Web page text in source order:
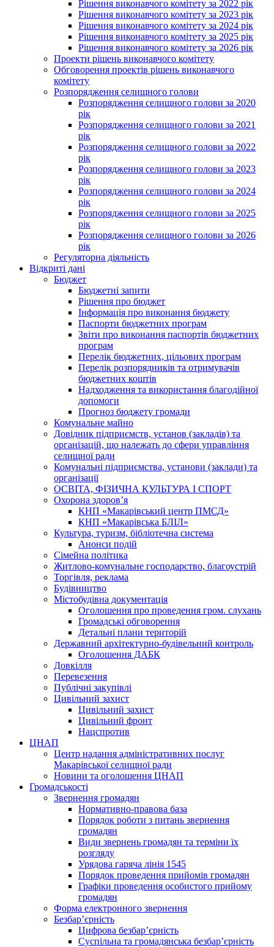
Рішення виконавчого комітету за 2022 рік
Рішення виконавчого комітету за 2023 рік
Рішення виконавчого комітету за 2024 рік
Рішення виконавчого комітету за 2025 рік
Рішення виконавчого комітету за 2026 рік
Проекти рішень виконавчого комітету
Обговорення проектів рішень виконавчого
комітету
Розпорядження селищного голови
Розпорядження селищного голови за 2020
рік
Розпорядження селищного голови за 2021
рік
Розпорядження селищного голови за 2022
рік
Розпорядження селищного голови за 2023
рік
Розпорядження селищного голови за 2024
рік
Розпорядження селищного голови за 2025
рік
Розпорядження селищного голови за 2026
рік
Регуляторна діяльність
Відкриті дані
Бюджет
Бюджетні запити
Рішення про бюджет
Інформація про виконання бюджету
Паспорти бюджетних програм
Звіти про виконання паспортів бюджетних
програм
Перелік бюджетних, цільових програм
Перелік розпорядників та отримувачів
бюджетних коштів
Надходження та використання благодійної
допомоги
Прогноз бюджету громади
Комунальне майно
Довідник підприємств, установ (закладів) та
організацій, що належать до сфери управління
селищної ради
Комунальні підприємства, установи (заклади) та
організації
ОСВІТА, ФІЗИЧНА КУЛЬТУРА І СПОРТ
Охорона здоров’я
КНП «Макарівський центр ПМСД»
КНП «Макарівська БЛІЛ»
Культура, туризм, бібліотечна система
Анонси подій
Сімейна політика
Житлово-комунальне господарство, благоустрій
Торгівля, реклама
Будівництво
Містобудівна документація
Оголошення про проведення гром. слухань
Громадські обговорення
Детальні плани територій
Державний архітектурно-будівельний контроль
Оголошення ДАБК
Довкілля
Перевезення
Публічні закупівлі
Цивільний захист
Цивільний захист
Цивільний фронт
Нацспротив
ЦНАП
Центр надання адміністративних послуг
Макарівської селищної ради
Новини та оголошення ЦНАП
Громадськості
Звернення громадян
Нормативно-правова база
Порядок роботи з питань звернення
громадян
Види звернень громадян та терміни їх
розгляду
Урядова гаряча лінія 1545
Порядок проведення прийомів громадян
Графіки проведення особистого прийому
громадян
Форма електронного звернення
Безбар’єрність
Цифрова безбар’єрність
Суспільна та громадянська безбар’єрність